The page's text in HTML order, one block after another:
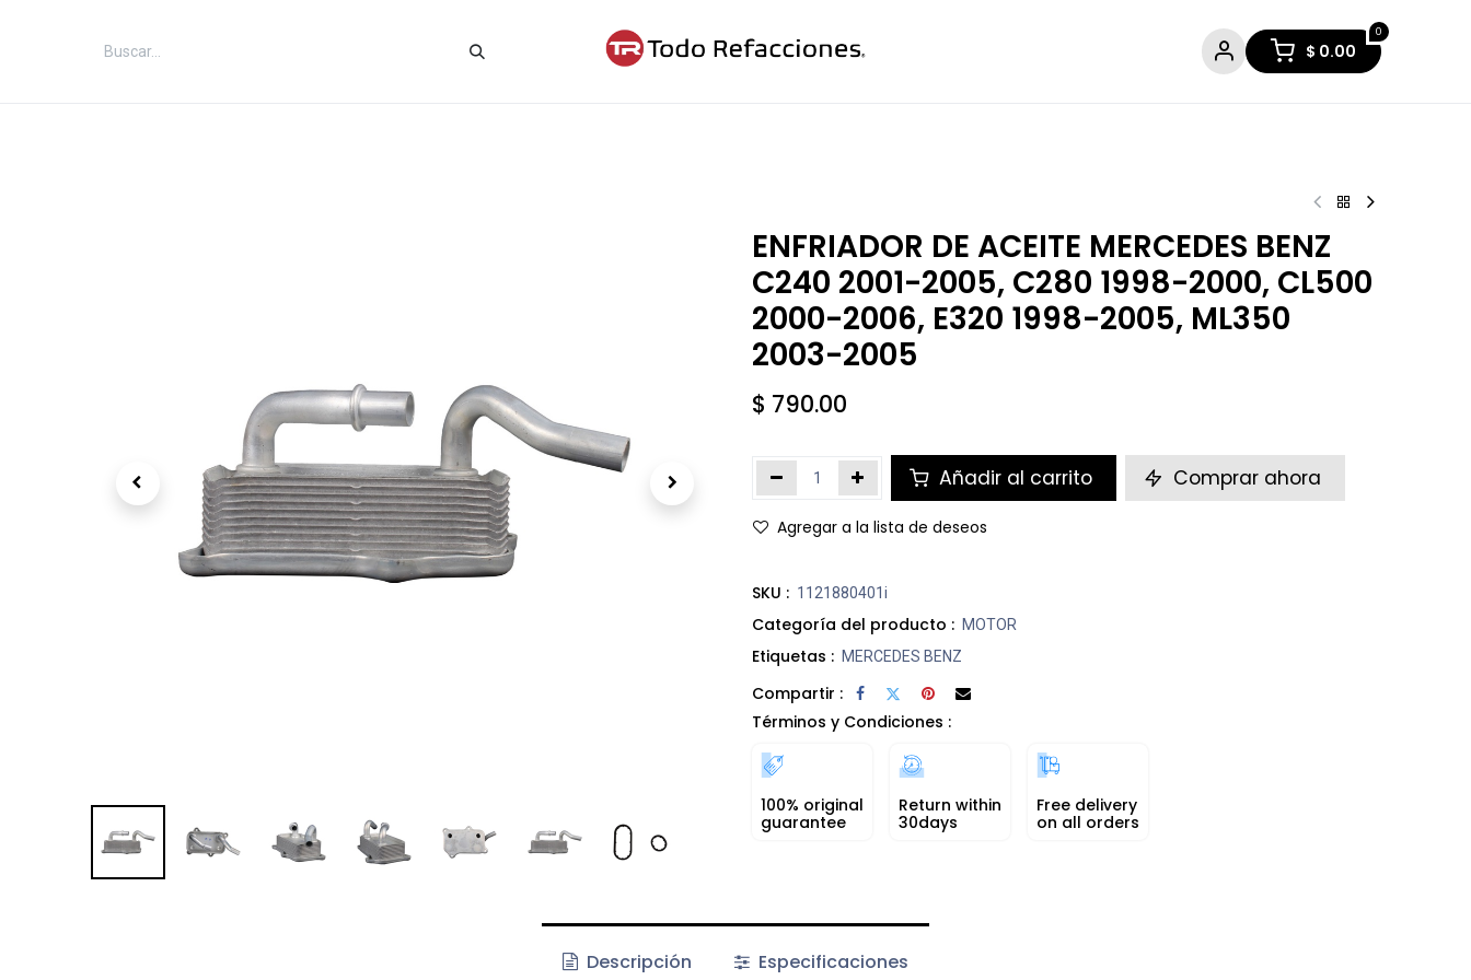
0
$ 0.00
ENFRIADOR DE ACEITE MERCEDES BENZ
C240 2001-2005, C280 1998-2000, CL500
2000-2006, E320 1998-2005, ML350
2003-2005
$ 790.00
Añadir al carrito Comprar ahora
Agregar a la lista de deseos
SKU : 1121880401i
Categoría del producto : MOTOR
Etiquetas : MERCEDES BENZ
Compartir :
Términos y Condiciones :
100% original
guarantee
Return within
30days
Free delivery
on all orders
Descripción Especificaciones